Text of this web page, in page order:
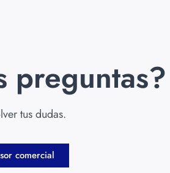
preguntas?
tus dudas.
comercial